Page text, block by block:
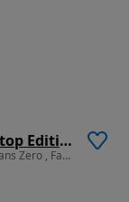
Opel Zafira 1.6 CDTI ECOTEC Start/Stop Edition
1598 cm3 • 136 CP • Garanție , Km Reali , Rate , Avans Zero , Factura.